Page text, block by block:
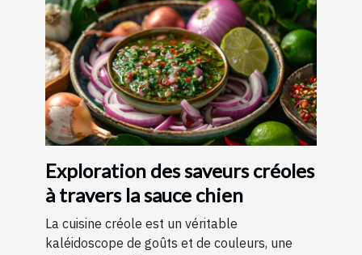
Exploration des saveurs créoles
à travers la sauce chien
La cuisine créole est un véritable
kaléidoscope de goûts et de couleurs, une